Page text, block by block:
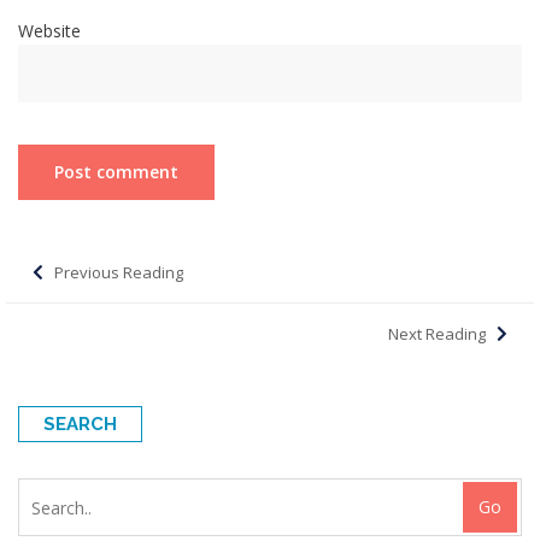
Website
Previous Reading
Next Reading
SEARCH
Go